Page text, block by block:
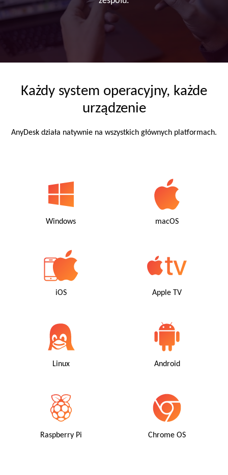
Każdy system operacyjny, każde
urządzenie
AnyDesk działa natywnie na wszystkich głównych platformach.
Windows macOS
iOS Apple TV
Linux Android
Raspberry Pi Chrome OS